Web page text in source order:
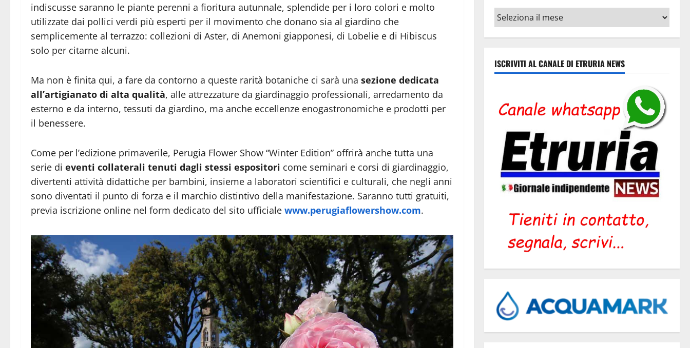
indiscusse saranno le piante perenni a fioritura autunnale, splendide per i loro colori e molto
utilizzate dai pollici verdi più esperti per il movimento che donano sia al giardino che
semplicemente al terrazzo: collezioni di Aster, di Anemoni giapponesi, di Lobelie e di Hibiscus
solo per citarne alcuni.
Ma non è finita qui, a fare da contorno a queste rarità botaniche ci sarà una sezione dedicata
all’artigianato di alta qualità, alle attrezzature da giardinaggio professionali, arredamento da
esterno e da interno, tessuti da giardino, ma anche eccellenze enogastronomiche e prodotti per
il benessere.
Come per l’edizione primaverile, Perugia Flower Show “Winter Edition” offrirà anche tutta una
serie di eventi collaterali tenuti dagli stessi espositori come seminari e corsi di giardinaggio,
divertenti attività didattiche per bambini, insieme a laboratori scientifici e culturali, che negli anni
sono diventati il punto di forza e il marchio distintivo della manifestazione. Saranno tutti gratuiti,
previa iscrizione online nel form dedicato del sito ufficiale www.perugiaflowershow.com.
Archivi
ISCRIVITI AL CANALE DI ETRURIA NEWS